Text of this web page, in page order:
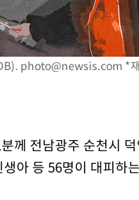
photo@newsis.com *
께 전남광주 순천시
아 등 56명이 대피하